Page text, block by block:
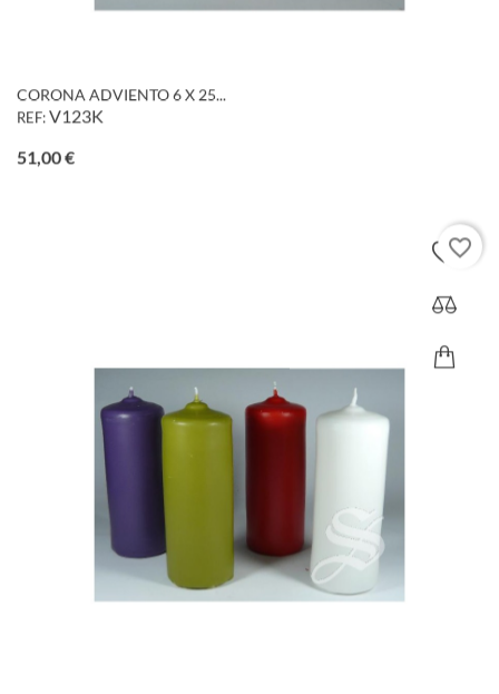
CORONA ADVIENTO 6 X 25...
REF:V123K
51,00 €Precio
favorite_border